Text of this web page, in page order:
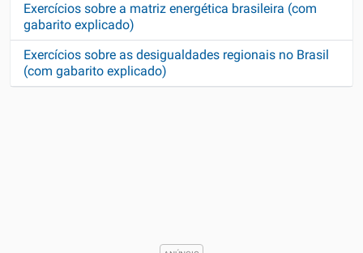
Exercícios sobre a matriz energética brasileira (com
gabarito explicado)
Exercícios sobre as desigualdades regionais no Brasil
(com gabarito explicado)